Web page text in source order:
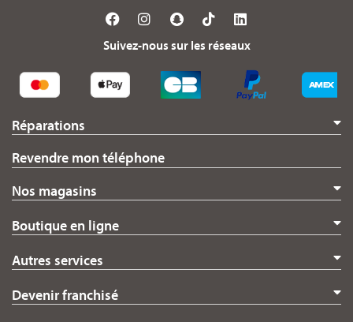
Suivez-nous sur les réseaux
Réparations
Revendre mon téléphone
Nos magasins
Boutique en ligne
Autres services
Devenir franchisé